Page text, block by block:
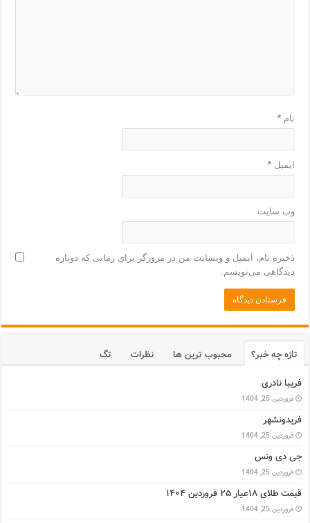
نام*
ایمیل*
وب‌ سایت
ذخیره نام، ایمیل و وبسایت من در مرورگر برای زمانی که دوباره
دیدگاهی می‌نویسم.
تازه چه خبر؟ محبوب ترین ها نظرات
تگ
فریبا نادری
فروردین 25, 1404
فریدونشهر
فروردین 25, 1404
جی دی ونس
فروردین 25, 1404
قیمت طلای ۱۸عیار ۲۵ فروردین ۱۴۰۴
فروردین 25, 1404